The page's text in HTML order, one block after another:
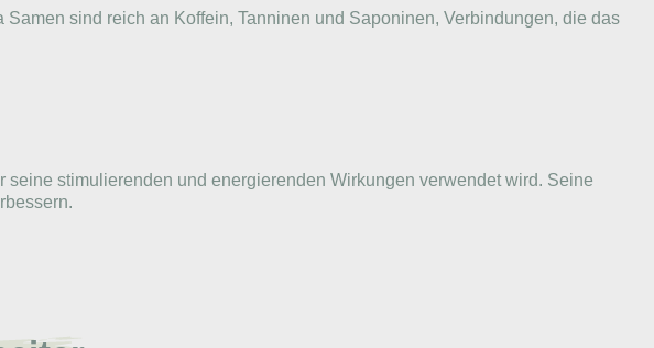
sind reich an Koffein, Tanninen und Saponinen, Verbindungen, die das
stimulierenden und energierenden Wirkungen verwendet wird. Seine